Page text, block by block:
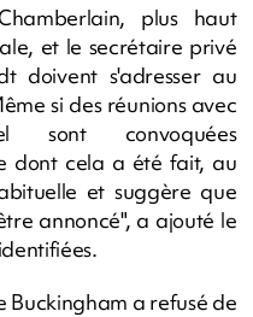
plus haut
et le secrétaire privé
doivent s'adresser au
si des réunions avec
sont convoquées
dont cela a été fait, au
et suggère que
annoncé", a ajouté le
Buckingham a refusé de